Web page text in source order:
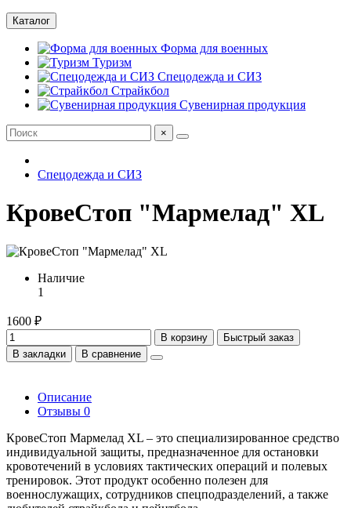
Каталог
Форма для военных
Туризм
Спецодежда и СИЗ
Страйкбол
Сувенирная продукция
×
Спецодежда и СИЗ
КровеСтоп "Мармелад" XL
Наличие
1
1600 ₽
В корзину
Быстрый заказ
В закладки
В сравнение
Описание
Отзывы 0
КровеСтоп Мармелад XL – это специализированное средство
индивидуальной защиты, предназначенное для остановки
кровотечений в условиях тактических операций и полевых
тренировок. Этот продукт особенно полезен для
военнослужащих, сотрудников спецподразделений, а также